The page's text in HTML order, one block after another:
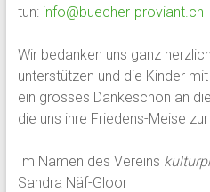
tun: info@buecher-proviant.ch
Wir bedanken uns ganz
unterstützen und die Kinder
ein grosses Dankeschön an
die uns ihre Friedens-Meise
Im Namen des Vereins
Sandra Näf-Gloor